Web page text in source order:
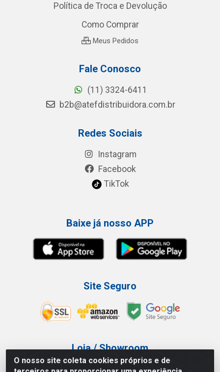
O nosso site coleta cookies próprios e de
Política de Troca e Devolução
Como Comprar
Meus Pedidos
Fale Conosco
(11) 3324-6411
b2b@atefdistribuidora.com.br
Redes Sociais
Instagram
Facebook
TikTok
Baixe já nosso APP
Site Seguro
Loja / Showroom
Tel.: (11) 3227-0546